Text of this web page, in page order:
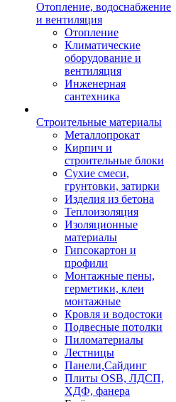
Отопление, водоснабжение
и вентиляция
Отопление
Климатические
оборудование и
вентиляция
Инженерная
сантехника
Строительные материалы
Металлопрокат
Кирпич и
строительные блоки
Сухие смеси,
грунтовки, затирки
Изделия из бетона
Теплоизоляция
Изоляционные
материалы
Гипсокартон и
профили
Монтажные пены,
герметики, клеи
монтажные
Кровля и водостоки
Подвесные потолки
Пиломатериалы
Лестницы
Панели,Сайдинг
Плиты OSB, ЛДСП,
ХДФ, фанера